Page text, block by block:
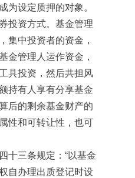
为设定质押的对象。
投资方式。基金管理
集中投资者的资金，
金管理人运作资金，
具投资，然后共担风
持有人享有分享基金
后的剩余基金财产的
性和可转让性，也可
三条规定：“以基金
自办理出质登记时设